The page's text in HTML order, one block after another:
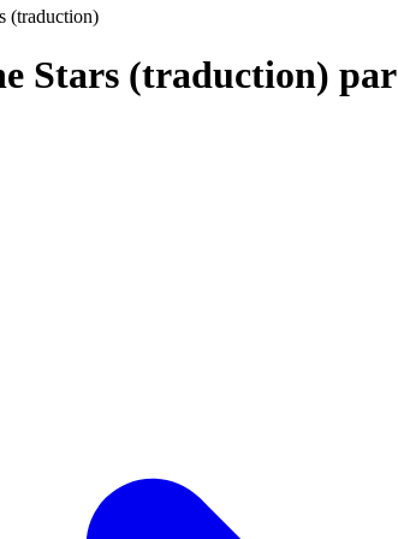
(traduction)
Stars (traduction) par